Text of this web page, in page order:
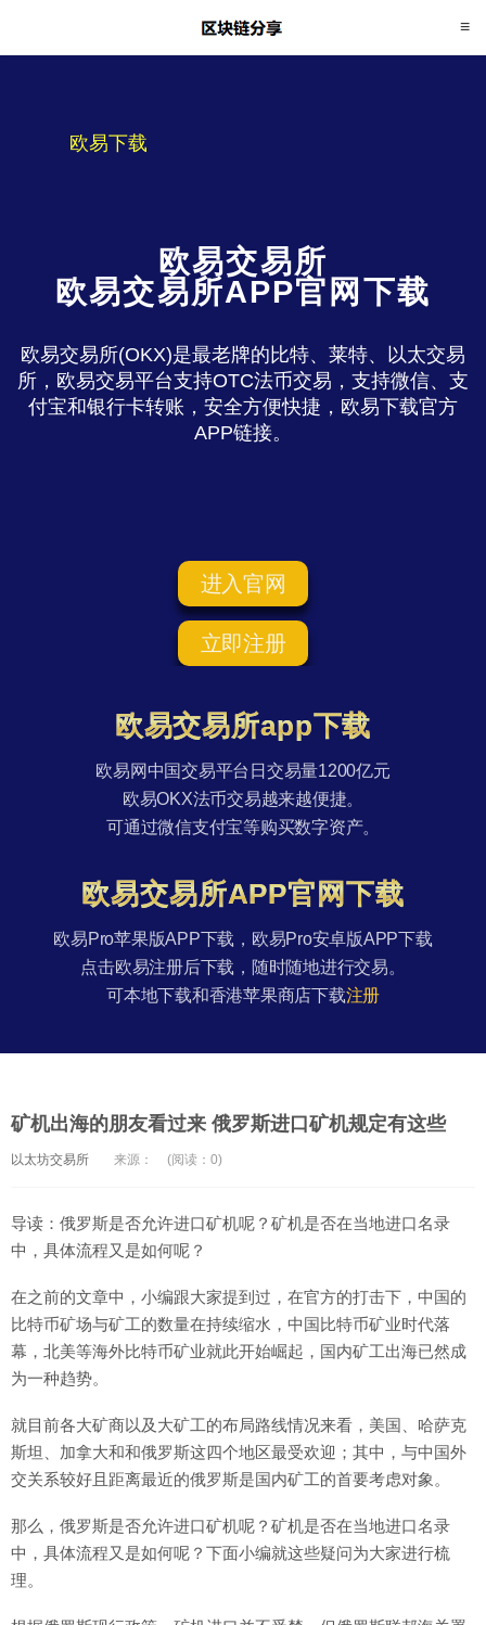
欧易下载
欧易交易所
欧易交易所APP官网下载
欧易交易所(OKX)是最老牌的比特、莱特、以太交易
所，欧易交易平台支持OTC法币交易，支持微信、支
付宝和银行卡转账，安全方便快捷，欧易下载官方
APP链接。
进入官网
立即注册
欧易交易所app下载
欧易网中国交易平台日交易量1200亿元
欧易OKX法币交易越来越便捷。
可通过微信支付宝等购买数字资产。
欧易交易所APP官网下载
欧易Pro苹果版APP下载，欧易Pro安卓版APP下载
点击欧易注册后下载，随时随地进行交易。
可本地下载和香港苹果商店下载注册
矿机出海的朋友看过来 俄罗斯进口矿机规定有这些
以太坊交易所 来源： (阅读：0)
导读：俄罗斯是否允许进口矿机呢？矿机是否在当地进口名录
中，具体流程又是如何呢？
在之前的文章中，小编跟大家提到过，在官方的打击下，中国的
比特币矿场与矿工的数量在持续缩水，中国比特币矿业时代落
幕，北美等海外比特币矿业就此开始崛起，国内矿工出海已然成
为一种趋势。
就目前各大矿商以及大矿工的布局路线情况来看，美国、哈萨克
斯坦、加拿大和和俄罗斯这四个地区最受欢迎；其中，与中国外
交关系较好且距离最近的俄罗斯是国内矿工的首要考虑对象。
那么，俄罗斯是否允许进口矿机呢？矿机是否在当地进口名录
中，具体流程又是如何呢？下面小编就这些疑问为大家进行梳
理。